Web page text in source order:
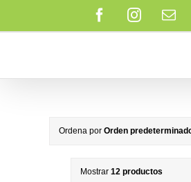
Facebook
Ordena por Orden
Mostrar 12 productos